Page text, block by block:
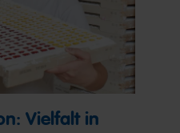
Vielfalt in